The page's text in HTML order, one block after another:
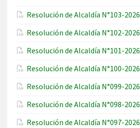
Resolución de Alcaldía N°103-2026
Resolución de Alcaldía N°102-2026
Resolución de Alcaldía N°101-2026
Resolución de Alcaldía N°100-2026
Resolución de Alcaldía N°099-2026
Resolución de Alcaldía N°098-2026
Resolución de Alcaldía N°097-2026